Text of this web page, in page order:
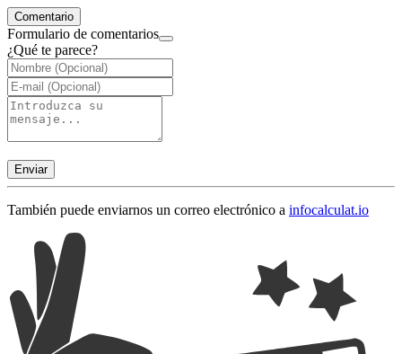
Comentario
Formulario de comentarios
¿Qué te parece?
Enviar
También puede enviarnos un correo electrónico a infocalculat.io